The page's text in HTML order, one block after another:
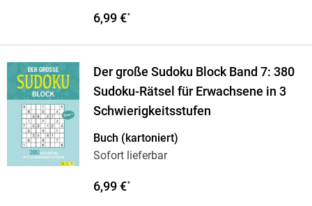
6,99 €*
Der große Sudoku Block Band 7: 380
Sudoku-Rätsel für Erwachsene in 3
Schwierigkeitsstufen
Buch (kartoniert)
Sofort lieferbar
6,99 €*